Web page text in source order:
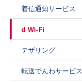
着信通知サービス
d Wi-Fi
テザリング
転送でんわサービス